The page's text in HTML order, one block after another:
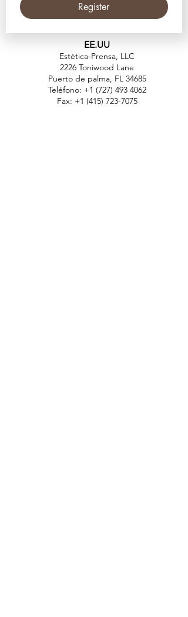
Register
EE.UU
Estética-Prensa, LLC
2226 Toniwood Lane
Puerto de palma, FL 34685
Teléfono: +1 (727) 493 4062
Fax: +1 (415) 723-7075